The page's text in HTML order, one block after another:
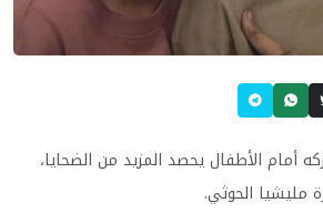
أمام الأطفال يحصد المزيد من الضحايا،
الحوثي.